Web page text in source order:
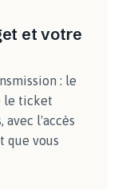
et votre
: le
le ticket
avec l'accès
que vous